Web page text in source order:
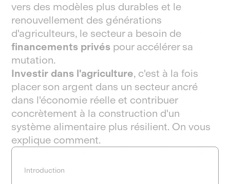
vers des modèles plus durables et le
renouvellement des générations
d'agriculteurs, le secteur a besoin de
financements privés pour accélérer sa
mutation.
Investir dans l'agriculture, c'est à la fois
placer son argent dans un secteur ancré
dans l'économie réelle et contribuer
concrètement à la construction d'un
système alimentaire plus résilient. On vous
explique comment.
Introduction